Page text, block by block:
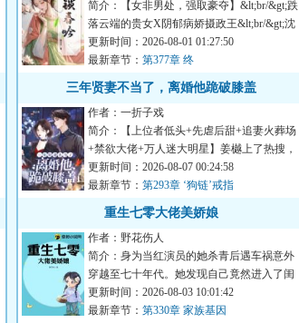
简介：【女非男处，强取豪夺】&lt;br/&gt;跌
落云端的贵女X阴郁病娇摄政王&lt;br/&gt;沈
辞吟是国公府嫡女...
更新时间：2026-08-01 01:27:50
最新章节： 第377章 终
三年贤妻不当了，离婚他跪破膝盖
作者：一折子戏
简介：【上位者低头+先虐后甜+追妻火葬场
+禁欲大佬+万人迷大明星】姜樾上了热搜，
被网友指认小三时，商庭...
更新时间：2026-08-07 00:24:58
最新章节： 第293章 ‘狗链’戒指
重生七零大佬美娇娘
作者：野花伤人
简介：身为当红演员的她杀青后遇车祸意外
穿越至七十年代。她发现自己竟然进入了闺
蜜主演的年代剧的原著里...
更新时间：2026-08-03 10:01:42
最新章节： 第330章 家族基因